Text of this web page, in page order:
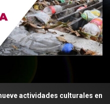
culturales en el